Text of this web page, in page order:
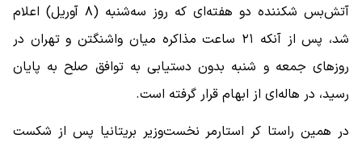
آتش‌بس شکننده دو هفته‌ای که روز سه‌شنبه (۸ آوریل) اعلام
شد، پس از آنکه ۲۱ ساعت مذاکره میان واشنگتن و تهران در
روزهای جمعه و شنبه بدون دستیابی به توافق صلح به پایان
رسید، در هاله‌ای از ابهام قرار گرفته است.
در همین راستا کر استارمر نخست‌وزیر بریتانیا پس از شکست